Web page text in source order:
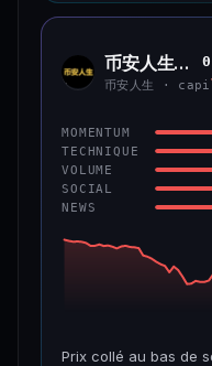
CAP. MARCHÉ
VAR. 7 J
VS ATH
−96,6 %
CONFIANCE
币安
人生
币安人生
币安人生 ·
MOMENTUM
TECHNIQUE
VOLUME
SOCIAL
NEWS
Prix collé au bas de